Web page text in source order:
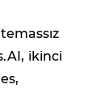
ikinci